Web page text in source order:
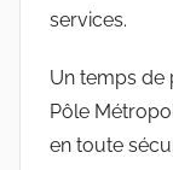
services.
Un temps de
Pôle
en toute